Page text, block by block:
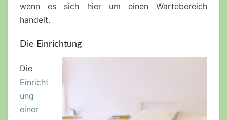
wenn es sich hier um einen Wartebereich
handelt.
Die Einrichtung
Die
Einricht
ung
einer